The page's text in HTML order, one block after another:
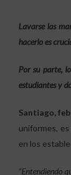
Lavarse las
hacerlo es
Por su parte,
estudiantes y
Santiago,
uniformes,
en los
“Entendiendo